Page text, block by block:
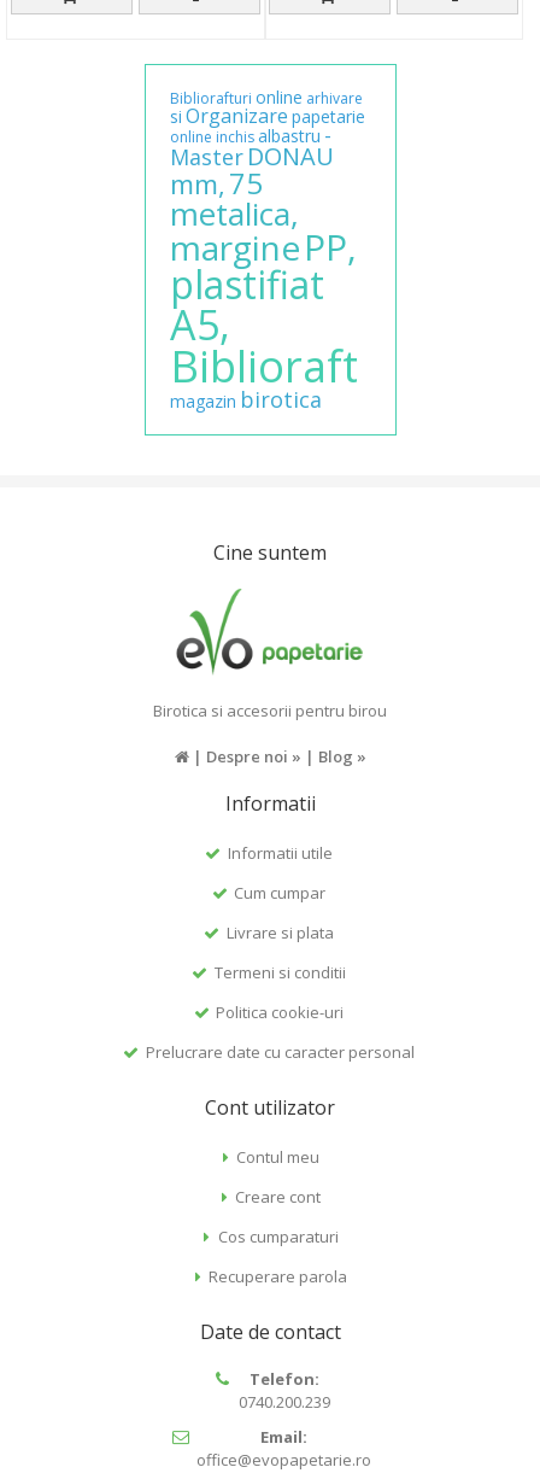
Bibliorafturi online arhivare
si Organizare papetarie
online inchis albastru -
Master DONAU
mm, 75
metalica,
marginePP,
plastifiat
A5,
Biblioraft
magazin birotica
Cine suntem
Birotica si accesorii pentru birou
| Despre noi » | Blog »
Informatii
Informatii utile
Cum cumpar
Livrare si plata
Termeni si conditii
Politica cookie-uri
Prelucrare date cu caracter personal
Cont utilizator
Contul meu
Creare cont
Cos cumparaturi
Recuperare parola
Date de contact
Telefon:
0740.200.239
Email:
office@evopapetarie.ro